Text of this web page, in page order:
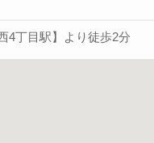
4丁目駅】より徒歩2分